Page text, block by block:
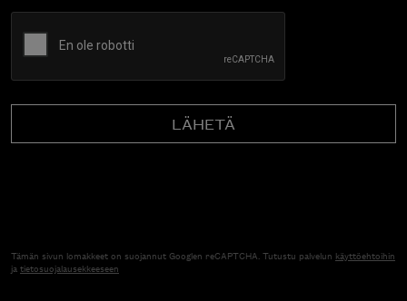
Tämän sivun lomakkeet on suojannut Googlen reCAPTCHA. Tutustu palvelun käyttöehtoihin
jatietosuojalausekkeeseen